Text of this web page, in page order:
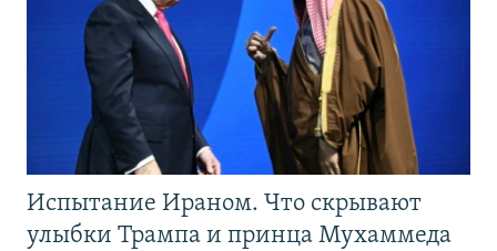
Испытание Ираном. Что скрывают
улыбки Трампа и принца Мухаммеда